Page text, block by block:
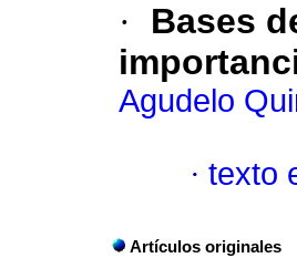
·
Bases
Agudelo
· texto
Artículos originales